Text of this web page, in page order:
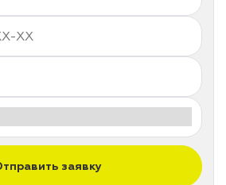
заявку